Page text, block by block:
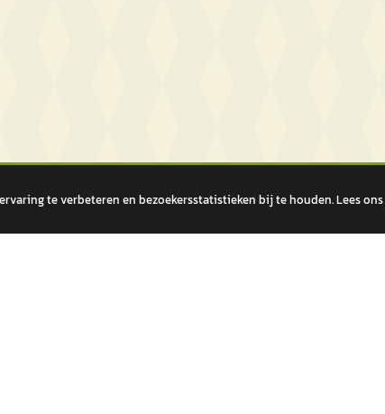
te verbeteren en bezoekersstatistieken bij te houden. Lees ons